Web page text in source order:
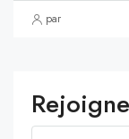
par